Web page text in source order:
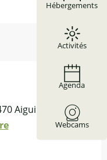
Hébergements
Activités
Agenda
Webcams
Aiguilles